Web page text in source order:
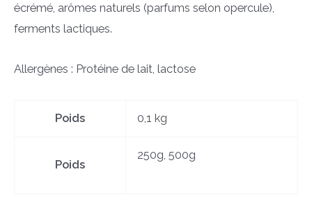
écrémé, arômes naturels (parfums selon opercule),
ferments lactiques.
Allergènes : Protéine de lait, lactose
Poids 0,1 kg
Poids
250g, 500g